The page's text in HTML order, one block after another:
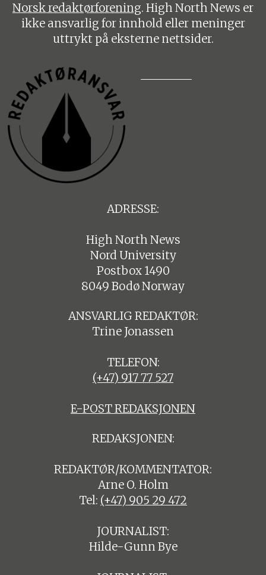
Norsk redaktørforening. High North News er
ikke ansvarlig for innhold eller meninger
uttrykt på eksterne nettsider.
ADRESSE:
High North News
Nord University
Postbox 1490
8049 Bodø Norway
ANSVARLIG REDAKTØR:
Trine Jonassen
TELEFON:
(+47) 917 77 527
E-POST REDAKSJONEN
REDAKSJONEN:
REDAKTØR/KOMMENTATOR:
Arne O. Holm
Tel: (+47) 905 29 472
JOURNALIST:
Hilde-Gunn Bye